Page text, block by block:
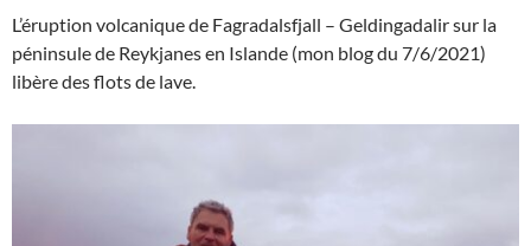
L’éruption volcanique de Fagradalsfjall – Geldingadalir sur la
péninsule de Reykjanes en Islande (mon blog du 7/6/2021)
libère des flots de lave.